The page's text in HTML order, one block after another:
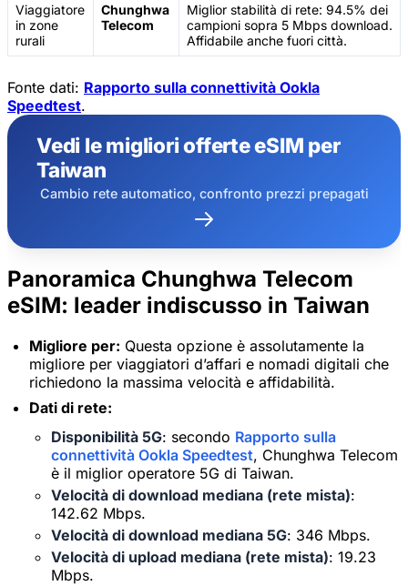
Viaggiatore
in zone
rurali
Chunghwa
Telecom
Miglior stabilità di rete: 94.5% dei
campioni sopra 5 Mbps download.
Affidabile anche fuori città.
Fonte dati: Rapporto sulla connettività Ookla
Speedtest.
Vedi le migliori offerte eSIM per
Taiwan
Cambio rete automatico, confronto prezzi prepagati
Panoramica Chunghwa Telecom
eSIM: leader indiscusso in Taiwan
Migliore per: Questa opzione è assolutamente la
migliore per viaggiatori d’affari e nomadi digitali che
richiedono la massima velocità e affidabilità.
Dati di rete:
Disponibilità 5G: secondo Rapporto sulla
connettività Ookla Speedtest, Chunghwa Telecom
è il miglior operatore 5G di Taiwan.
Velocità di download mediana (rete mista):
142.62 Mbps.
Velocità di download mediana 5G: 346 Mbps.
Velocità di upload mediana (rete mista): 19.23
Mbps.